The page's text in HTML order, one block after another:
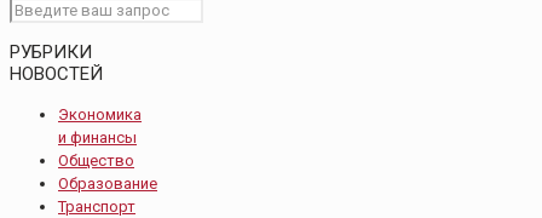
РУБРИКИ
НОВОСТЕЙ
Экономика
и финансы
Общество
Образование
Транспорт